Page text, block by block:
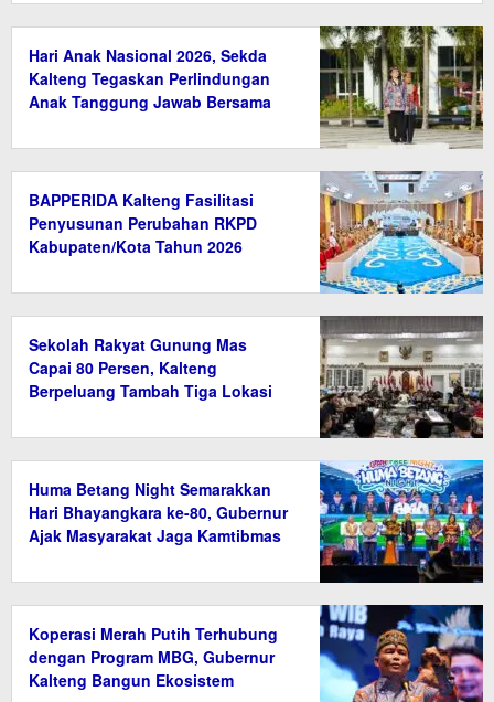
Hari Anak Nasional 2026, Sekda
Kalteng Tegaskan Perlindungan
Anak Tanggung Jawab Bersama
BAPPERIDA Kalteng Fasilitasi
Penyusunan Perubahan RKPD
Kabupaten/Kota Tahun 2026
Sekolah Rakyat Gunung Mas
Capai 80 Persen, Kalteng
Berpeluang Tambah Tiga Lokasi
Huma Betang Night Semarakkan
Hari Bhayangkara ke-80, Gubernur
Ajak Masyarakat Jaga Kamtibmas
Koperasi Merah Putih Terhubung
dengan Program MBG, Gubernur
Kalteng Bangun Ekosistem